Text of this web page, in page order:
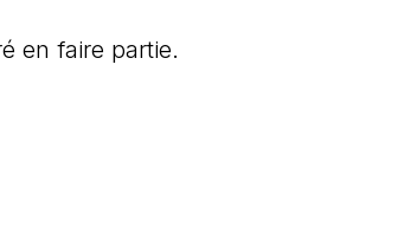
en faire partie.